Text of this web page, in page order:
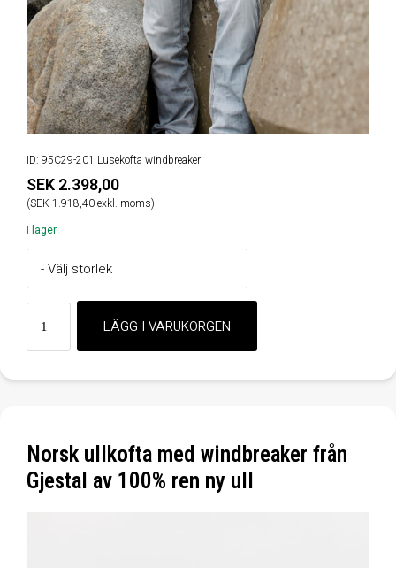
ID: 95C29-201 Lusekofta windbreaker
SEK 2.398,00
(SEK 1.918,40 exkl. moms)
I lager
Norsk ullkofta med windbreaker från
Gjestal av 100% ren ny ull